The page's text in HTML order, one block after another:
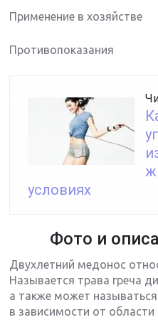
Применение в хозяйстве
Противопоказания
условиях
Фото и
Двухлетний медонос
Называется трава греча
а также может
в зависимости от области